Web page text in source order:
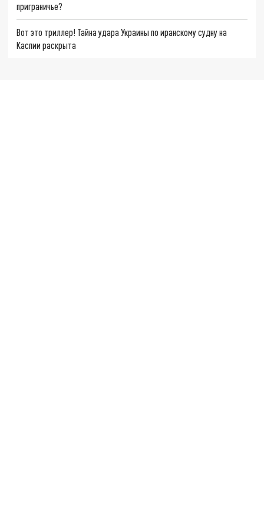
приграничье?
Вот это триллер! Тайна удара Украины по иранскому судну на
Каспии раскрыта